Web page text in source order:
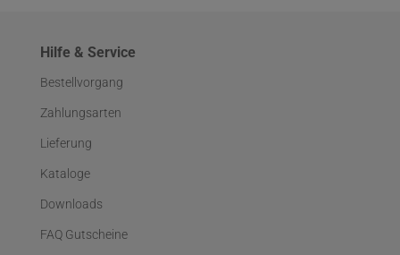
Hilfe & Service
Bestellvorgang
Zahlungsarten
Lieferung
Kataloge
Downloads
FAQ Gutscheine